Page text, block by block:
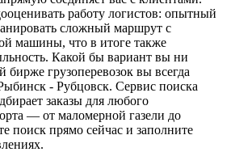
работу логистов: опытный
сложный маршрут с
машины, что в итоге также
Какой бы вариант вы ни
грузоперевозок вы всегда
- Рубцовск. Сервис поиска
заказы для любого
— от маломерной газели до
поиск прямо сейчас и заполните